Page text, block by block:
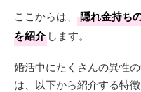
ここからは、
隠れ金持ち
を紹介 します。
婚活中にたくさんの異性
は、以下から紹介する特